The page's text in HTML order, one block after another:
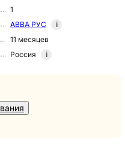
1
АВВА РУС
i
11 месяцев
Россия i